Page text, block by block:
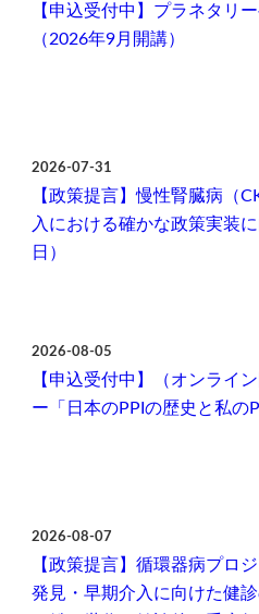
【申込受付中】プラネタリ
（2026年9月開講）
2026-07-31
【政策提言】慢性腎臓病（
入における確かな政策実装
日）
2026-08-05
【申込受付中】（オンライ
ー「日本のPPIの歴史と私の
2026-08-07
【政策提言】循環器病プロ
発見・早期介入に向けた健